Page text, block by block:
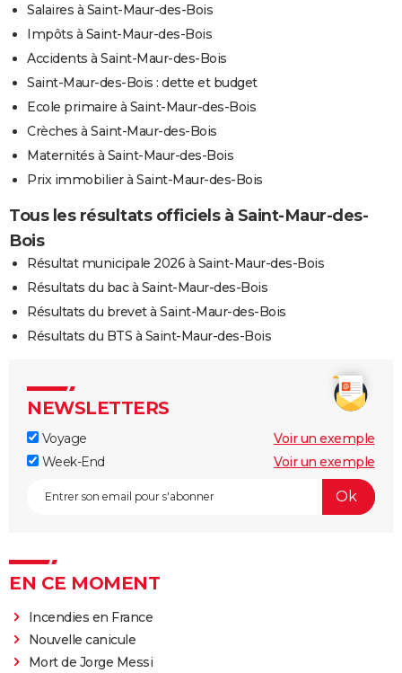
Salaires à Saint-Maur-des-Bois
Impôts à Saint-Maur-des-Bois
Accidents à Saint-Maur-des-Bois
Saint-Maur-des-Bois : dette et budget
Ecole primaire à Saint-Maur-des-Bois
Crèches à Saint-Maur-des-Bois
Maternités à Saint-Maur-des-Bois
Prix immobilier à Saint-Maur-des-Bois
Tous les résultats officiels à Saint-Maur-des-
Bois
Résultat municipale 2026 à Saint-Maur-des-Bois
Résultats du bac à Saint-Maur-des-Bois
Résultats du brevet à Saint-Maur-des-Bois
Résultats du BTS à Saint-Maur-des-Bois
NEWSLETTERS
Voyage
Voir un exemple
Week-End
Voir un exemple
EN CE MOMENT
Incendies en France
Nouvelle canicule
Mort de Jorge Messi